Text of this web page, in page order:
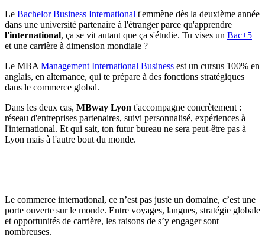
Le Bachelor Business International t'emmène dès la deuxième année
dans une université partenaire à l'étranger parce qu'apprendre
l'international, ça se vit autant que ça s'étudie. Tu vises un Bac+5
et une carrière à dimension mondiale ?
Le MBA Management International Business est un cursus 100% en
anglais, en alternance, qui te prépare à des fonctions stratégiques
dans le commerce global.
Dans les deux cas, MBway Lyon t'accompagne concrètement :
réseau d'entreprises partenaires, suivi personnalisé, expériences à
l'international. Et qui sait, ton futur bureau ne sera peut-être pas à
Lyon mais à l'autre bout du monde.
Le commerce international, ce n’est pas juste un domaine, c’est une
porte ouverte sur le monde. Entre voyages, langues, stratégie globale
et opportunités de carrière, les raisons de s’y engager sont
nombreuses.